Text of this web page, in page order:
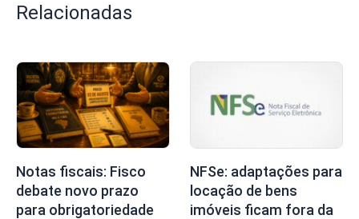
Relacionadas
Notas fiscais: Fisco
debate novo prazo
para obrigatoriedade
NFSe: adaptações para
locação de bens
imóveis ficam fora da